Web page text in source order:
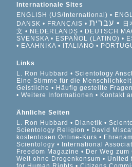
Internationale Sites
ENGLISH (US/International)
DANSK
FRANÇAIS עברית 日
文
NEDERLANDS DEUTSCH
SVENSKA
ESPAÑOL (LATINO)
ΕΛΛΗΝΙΚA
ITALIANO
Links
L. Ron Hubbard
Scientology
Eine Stimme für die Menschlichkeit
Geistliche
Häufig gestellte Fragen
Weitere Informationen
Kontakt
Ähnliche Seiten
L. Ron Hubbard
Dianetik
Scientology Religion
David
kostenlosen Online-Kurs
Scientology
International
Freedom Magazine
Der Weg
Welt ohne Drogenkonsum
United